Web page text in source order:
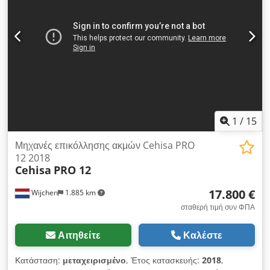
μονάδας: Μονάδα χονδροφρεζαρίσματος 6. Τύπος μονάδας:
Μονάδα στρογγυλοποίησης γωνιών 7. Τύπος μονάδας:
Μονάδα έλξης ακτίνας 8. Τύπος μονάδας: Μονάδα επίπεδης
1 / 15
Wijchen 1.885 km
Μηχανές επικόλλησης ακμών Cehisa PRO
12 2018
Cehisa PRO 12
17.800 €
σταθερή τιμή συν ΦΠΑ
Αιτηθείτε Καλέστε
Κατάσταση: μεταχειρισμένο, Έτος κατασκευής: 2018,